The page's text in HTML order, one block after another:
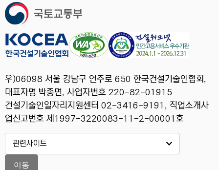
우)06098 서울 강남구 언주로 650 한국건설기술인협회,
대표자명 박종면, 사업자번호 220-82-01915
건설기술인일자리지원센터 02-3416-9191, 직업소개사
업신고번호 제1997-3220083-11-2-00001호
이동